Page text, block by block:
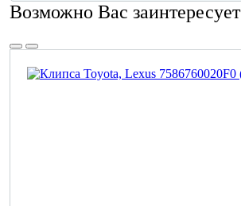
Возможно Вас заинтересует